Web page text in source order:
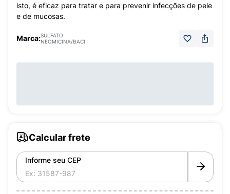
isto, é eficaz para tratar e para prevenir infecções de pele
e de mucosas.
Marca:SULFATO
NEOMICINA/BACI
Calcular frete
Informe seu CEP